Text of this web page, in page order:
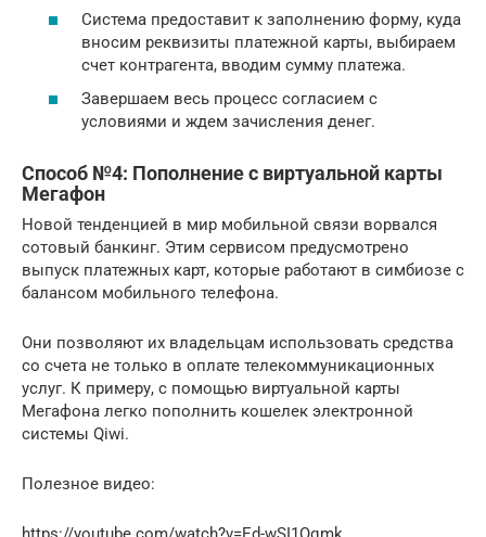
Система предоставит к заполнению форму, куда
вносим реквизиты платежной карты, выбираем
счет контрагента, вводим сумму платежа.
Завершаем весь процесс согласием с
условиями и ждем зачисления денег.
Способ №4: Пополнение с виртуальной карты
Мегафон
Новой тенденцией в мир мобильной связи ворвался
сотовый банкинг. Этим сервисом предусмотрено
выпуск платежных карт, которые работают в симбиозе с
балансом мобильного телефона.
Они позволяют их владельцам использовать средства
со счета не только в оплате телекоммуникационных
услуг. К примеру, с помощью виртуальной карты
Мегафона легко пополнить кошелек электронной
системы Qiwi.
Полезное видео: